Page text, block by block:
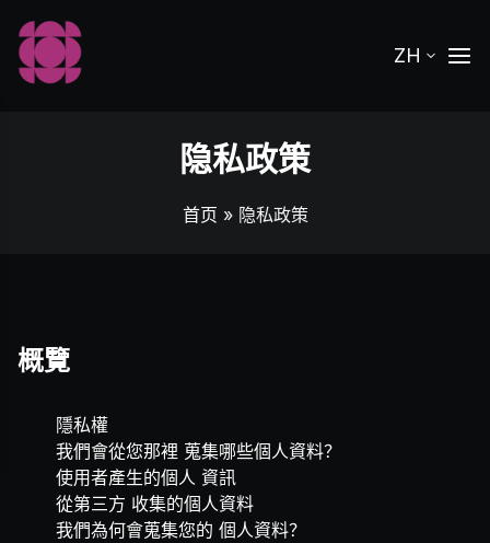
ZH
隐私政策
首页 » 隐私政策
概覽
隱私權
我們會從您那裡 蒐集哪些個人資料？
使用者產生的個人 資訊
從第三方 收集的個人資料
我們為何會蒐集您的 個人資料？